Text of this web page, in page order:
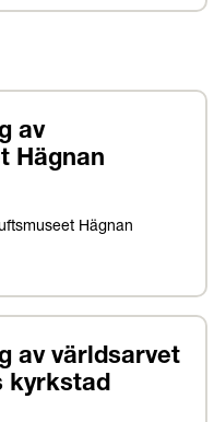
av
Hägnan
Hägnan
av världsarvet
kyrkstad